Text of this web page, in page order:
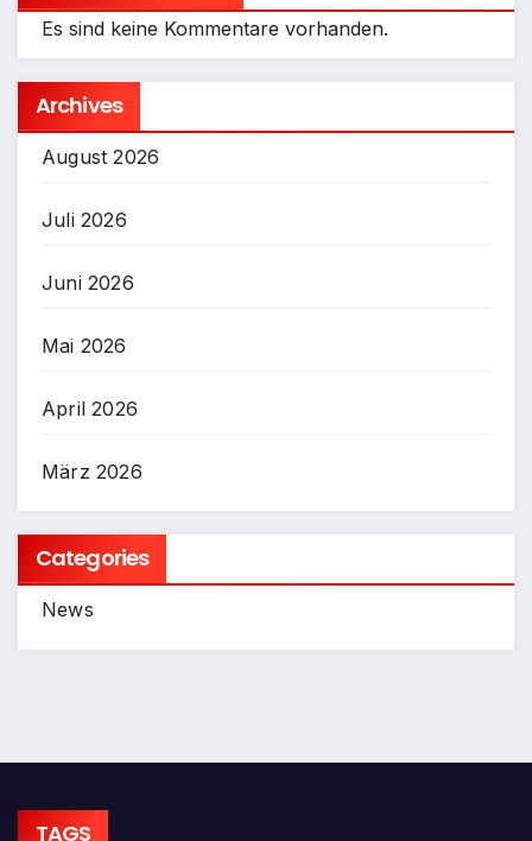
Es sind keine Kommentare vorhanden.
Archives
August 2026
Juli 2026
Juni 2026
Mai 2026
April 2026
März 2026
Categories
News
TAGS